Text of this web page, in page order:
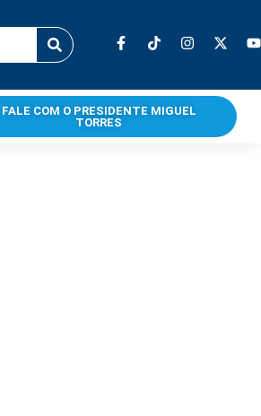
FALE COM O PRESIDENTE MIGUEL
TORRES